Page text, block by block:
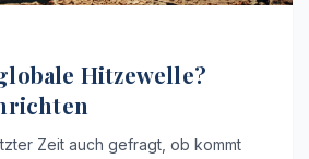
Hitzewelle?
Zeit auch gefragt, ob kommt